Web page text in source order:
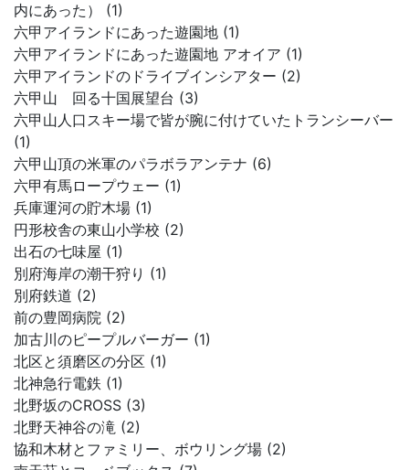
内にあった） (1)
六甲アイランドにあった遊園地 (1)
六甲アイランドにあった遊園地 アオイア (1)
六甲アイランドのドライブインシアター (2)
六甲山 回る十国展望台 (3)
六甲山人口スキー場で皆が腕に付けていたトランシーバー
(1)
六甲山頂の米軍のパラボラアンテナ (6)
六甲有馬ロープウェー (1)
兵庫運河の貯木場 (1)
円形校舎の東山小学校 (2)
出石の七味屋 (1)
別府海岸の潮干狩り (1)
別府鉄道 (2)
前の豊岡病院 (2)
加古川のピープルバーガー (1)
北区と須磨区の分区 (1)
北神急行電鉄 (1)
北野坂のCROSS (3)
北野天神谷の滝 (2)
協和木材とファミリー、ボウリング場 (2)